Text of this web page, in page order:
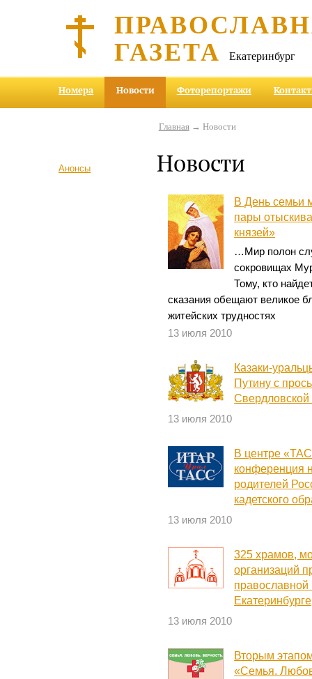
ГАЗЕТА Екатеринбург
Номера Новости Фоторепортажи
Анонсы
Главная→ Новости
Новости
В День семьи
пары
князей»
…Мир полон
сокровищах
Тому, кто
сказания обещают великое
житейских трудностях
13 июля 2010
Казаки-
Путину с
Свердловской
13 июля 2010
В центре
конференция
родителей
кадетского
13 июля 2010
325 храмов,
организаций
православной
Екатеринбурге
13 июля 2010
Вторым
«Семья.